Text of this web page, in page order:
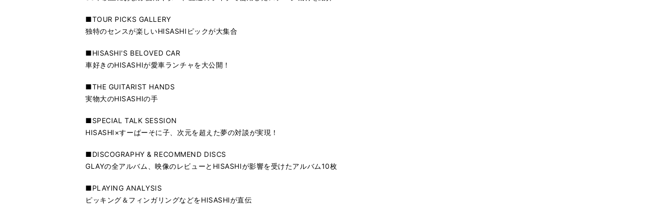
■TOUR PICKS GALLERY
独特のセンスが楽しいHISASHIピックが大集合
■HISASHI'S BELOVED CAR
車好きのHISASHIが愛車ランチャを大公開！
■THE GUITARIST HANDS
実物大のHISASHIの手
■SPECIAL TALK SESSION
HISASHI×すーぱーそに子、次元を超えた夢の対談が実現！
■DISCOGRAPHY & RECOMMEND DISCS
GLAYの全アルバム、映像のレビューとHISASHIが影響を受けたアルバム10枚
■PLAYING ANALYSIS
ピッキング＆フィンガリングなどをHISASHIが直伝